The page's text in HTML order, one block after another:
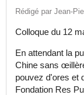
Rédigé par Jean-
Colloque du 12
En attendant la
Chine sans
pouvez d'ores et
Fondation Res